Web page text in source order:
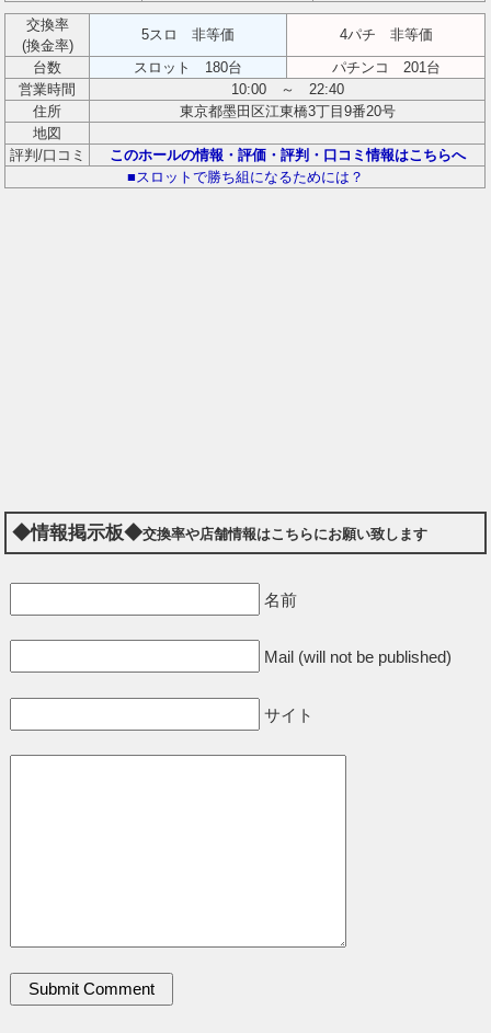
交換率
(換金率)
5スロ 非等価
4パチ 非等価
台数
スロット 180台
パチンコ 201台
営業時間
10:00 ～ 22:40
住所
東京都墨田区江東橋3丁目9番20号
地図
評判/口コミ
このホールの情報・評価・評判・口コミ情報はこちらへ
■スロットで勝ち組になるためには？
◆情報掲示板◆交換率や店舗情報はこちらにお願い致します
名前
Mail (will not be published)
サイト